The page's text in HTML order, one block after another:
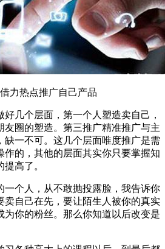
力热点推广自己产品
几个层面，第一个人塑造卖自己，
友圈的塑造。第三推广精准推广与主
缺一不可。这几个层面唯度推广是需
作的，其他的层面其实你只要掌握知
高了。
一个人，从不敢抛投露脸，我告诉你
卖自己在先，要让陌生人被你的真实
为你的粉丝。那么你知道以后改变是